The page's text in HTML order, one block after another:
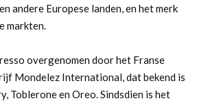
andere Europese landen, en het merk
markten.
overgenomen door het Franse
Mondelez International, dat bekend is
Toblerone en Oreo. Sindsdien is het